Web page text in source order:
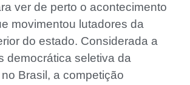
ver de perto o acontecimento
movimentou lutadores da
do estado. Considerada a
democrática seletiva da
Brasil, a competição